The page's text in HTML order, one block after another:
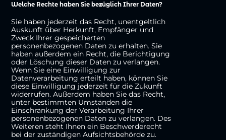
Welche Rechte haben Sie bezüglich Ihrer Daten?
Sie haben jederzeit das Recht, unentgeltlich
Auskunft über Herkunft, Empfänger und
Zweck Ihrer gespeicherten
personenbezogenen Daten zu erhalten. Sie
haben außerdem ein Recht, die Berichtigung
oder Löschung dieser Daten zu verlangen.
Wenn Sie eine Einwilligung zur
Datenverarbeitung erteilt haben, können Sie
diese Einwilligung jederzeit für die Zukunft
widerrufen. Außerdem haben Sie das Recht,
unter bestimmten Umständen die
Einschränkung der Verarbeitung Ihrer
personenbezogenen Daten zu verlangen. Des
Weiteren steht Ihnen ein Beschwerderecht
bei der zuständigen Aufsichtsbehörde zu.